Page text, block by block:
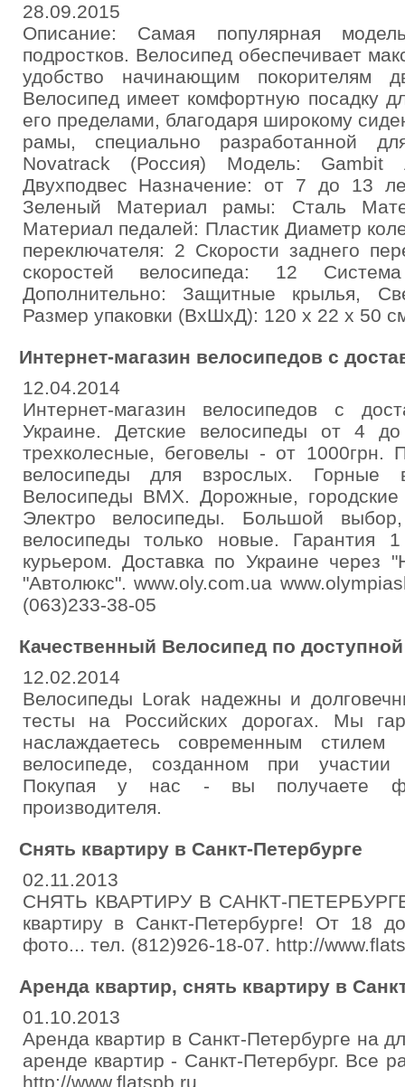
28.09.2015
Описание: Самая популярная
подростков. Велосипед обеспечивает
удобство начинающим покорителям
Велосипед имеет комфортную посадку
его пределами, благодаря широкому
рамы, специально разработанной
Novatrack (Россия) Модель: Gambit
Двухподвес Назначение: от 7 до 13
Зеленый Материал рамы: Сталь
Материал педалей: Пластик Диаметр
переключателя: 2 Скорости заднего
скоростей велосипеда: 12
Дополнительно: Защитные крылья,
Размер упаковки (ВхШхД): 120 x 22 x 50
Интернет-магазин велосипедов с
12.04.2014
Интернет-магазин велосипедов с
Украине. Детские велосипеды от 4
трехколесные, беговелы - от 1000грн.
велосипеды для взрослых. Горные
Велосипеды BMX. Дорожные,
Электро велосипеды. Большой
велосипеды только новые. Гарантия
курьером. Доставка по Украине через
"Автолюкс". www.oly.com.ua
(063)233-38-05
Качественный Велосипед по
12.02.2014
Велосипеды Lorak надежны и
тесты на Российских дорогах. Мы
наслаждаетесь современным
велосипеде, созданном при участии
Покупая у нас - вы получаете
производителя.
Снять квартиру в Санкт-Петербурге
02.11.2013
СНЯТЬ КВАРТИРУ В САНКТ-
квартиру в Санкт-Петербурге! От 18
фото... тел. (812)926-18-07. http://
Аренда квартир, снять квартиру в
01.10.2013
Аренда квартир в Санкт-Петербурге на
аренде квартир - Санкт-Петербург. Все
http://www.flatspb.ru